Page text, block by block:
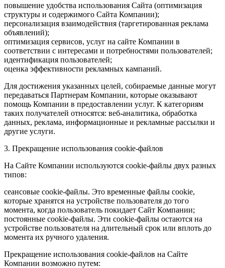
повышение удобства использования Сайта (оптимизация
структуры и содержимого Сайта Компании);
персонализация взаимодействия (таргетированная реклама
объявлений);
оптимизация сервисов, услуг на сайте Компании в
соответствии с интересами и потребностями пользователей;
идентификация пользователей;
оценка эффективности рекламных кампаний.
Для достижения указанных целей, собираемые данные могут
передаваться Партнерам Компании, которые оказывают
помощь Компании в предоставлении услуг. К категориям
таких получателей относятся: веб-аналитика, обработка
данных, реклама, информационные и рекламные рассылки и
другие услуги.
3. Прекращение использования cookie-файлов
На Сайте Компании используются cookie-файлы двух разных
типов:
сеансовые cookie-файлы. Это временные файлы cookie,
которые хранятся на устройстве пользователя до того
момента, когда пользователь покидает Сайт Компании;
постоянные cookie-файлы. Эти cookie-файлы остаются на
устройстве пользователя на длительный срок или вплоть до
момента их ручного удаления.
Прекращение использования cookie-файлов на Сайте
Компании возможно путем: